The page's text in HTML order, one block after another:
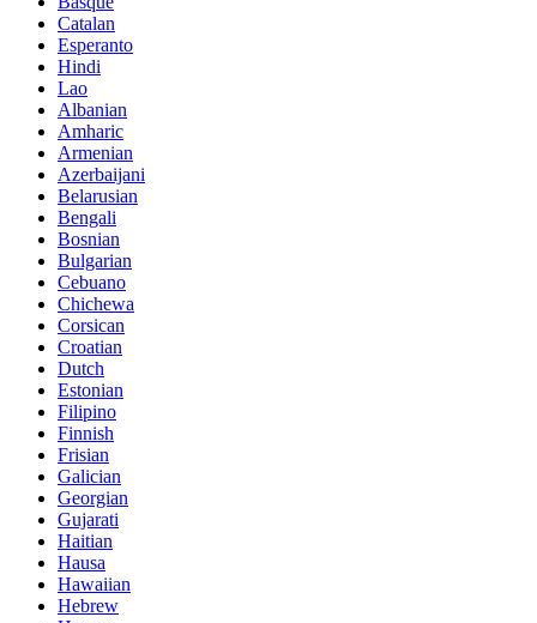
Catalan
Esperanto
Hindi
Lao
Albanian
Amharic
Armenian
Azerbaijani
Belarusian
Bengali
Bosnian
Bulgarian
Cebuano
Chichewa
Corsican
Croatian
Dutch
Estonian
Filipino
Finnish
Frisian
Galician
Georgian
Gujarati
Haitian
Hausa
Hawaiian
Hebrew